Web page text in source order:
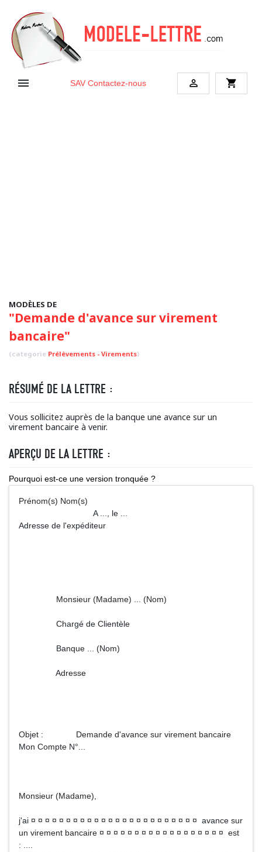
 SAV Contactez-nous  shopping_cart
MODÈLES DE
"Demande d'avance sur virement
bancaire"
(categorie Prélèvements - Virements)
RÉSUMÉ DE LA LETTRE :
Vous sollicitez auprès de la banque une avance sur un
virement bancaire à venir.
APERÇU DE LA LETTRE :
Pourquoi est-ce une version tronquée ?
Prénom(s) Nom(s)
A ..., le ...
Adresse de l'expéditeur
Monsieur (Madame) ... (Nom)
Chargé de Clientèle
Banque ... (Nom)
Adresse
Objet : Demande d'avance sur virement bancaire
Mon Compte N°...
Monsieur (Madame),
j'ai ¤ ¤ ¤ ¤ ¤ ¤ ¤ ¤ ¤ ¤ ¤ ¤ ¤ ¤ ¤ ¤ ¤ ¤ ¤ ¤ ¤ ¤ ¤ ¤ avance sur
un virement bancaire ¤ ¤ ¤ ¤ ¤ ¤ ¤ ¤ ¤ ¤ ¤ ¤ ¤ ¤ ¤ ¤ ¤ ¤ est
: ....